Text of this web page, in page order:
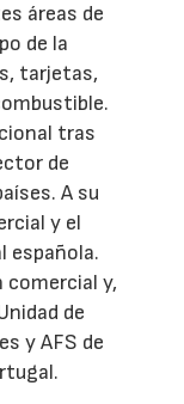
áreas de
de la
tarjetas,
tras
de
A su
y el
española.
comercial y,
de
y AFS de